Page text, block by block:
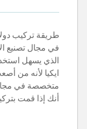
طريقة تركيب
في مجال تصنيع
الذي يسهل
ايكيا لأنه من
متخصصة في مجال
أنك إذا قمت